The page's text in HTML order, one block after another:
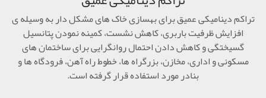
تراکم دینامیکی عمیق برای بهسازی خاک های مشکل دار به وسیله ی
افزایش ظرفیت باربری، کاهش نشست، کمینه نمودن پتانسیل
گسیختگی و کاهش دادن احتمال روانگرایی برای ساختمان های
مسکونی و اداری، مخازن، بزرگراه ها، خطوط راه آهن، فرودگاه ها و
بنادر مورد استفاده قرار گرفته است.